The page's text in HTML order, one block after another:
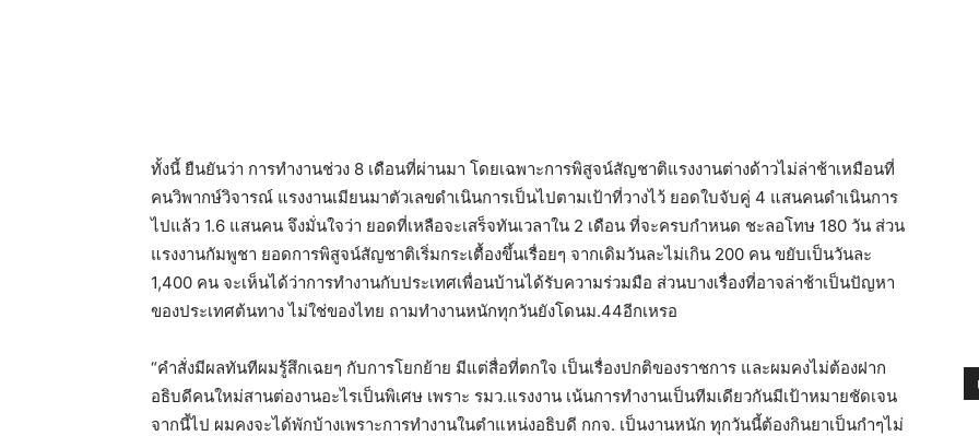
ทั้งนี้ ยืนยันว่า การทำงานช่วง 8 เดือนที่ผ่านมา โดยเฉพาะการพิสูจน์สัญชาติแรงงานต่างด้าวไม่ล่าช้าเหมือนที่
คนวิพากษ์วิจารณ์ แรงงานเมียนมาตัวเลขดำเนินการเป็นไปตามเป้าที่วางไว้ ยอดใบจับคู่ 4 แสนคนดำเนินการ
ไปแล้ว 1.6 แสนคน จึงมั่นใจว่า ยอดที่เหลือจะเสร็จทันเวลาใน 2 เดือน ที่จะครบกำหนด ชะลอโทษ 180 วัน ส่วน
แรงงานกัมพูชา ยอดการพิสูจน์สัญชาติเริ่มกระเตื้องขึ้นเรื่อยๆ จากเดิมวันละไม่เกิน 200 คน ขยับเป็นวันละ
1,400 คน จะเห็นได้ว่าการทำงานกับประเทศเพื่อนบ้านได้รับความร่วมมือ ส่วนบางเรื่องที่อาจล่าช้าเป็นปัญหา
ของประเทศต้นทาง ไม่ใช่ของไทย ถามทำงานหนักทุกวันยังโดนม.44อีกเหรอ
“คำสั่งมีผลทันทีผมรู้สึกเฉยๆ กับการโยกย้าย มีแต่สื่อที่ตกใจ เป็นเรื่องปกติของราชการ และผมคงไม่ต้องฝาก
อธิบดีคนใหม่สานต่องานอะไรเป็นพิเศษ เพราะ รมว.แรงงาน เน้นการทำงานเป็นทีมเดียวกันมีเป้าหมายชัดเจน
จากนี้ไป ผมคงจะได้พักบ้างเพราะการทำงานในตำแหน่งอธิบดี กกจ. เป็นงานหนัก ทุกวันนี้ต้องกินยาเป็นกำๆไม่